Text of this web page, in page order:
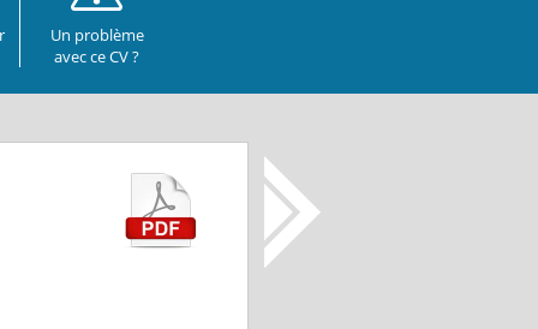
Un problème
avec ce CV ?